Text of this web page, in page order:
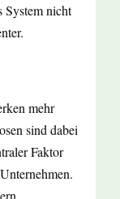
System nicht
mehr
sind dabei
Faktor